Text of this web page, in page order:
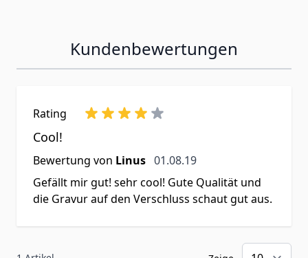
Kundenbewertungen
Rating
Cool!
Bewertung von Linus 1. August 2019
01.08.19
Gefällt mir gut! sehr cool! Gute Qualität und
die Gravur auf den Verschluss schaut gut aus.